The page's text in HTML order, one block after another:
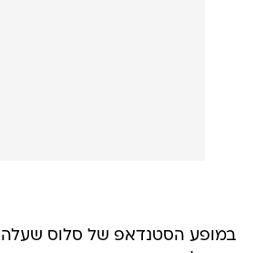
במופע הסטנדאפ של סלוס שעלה